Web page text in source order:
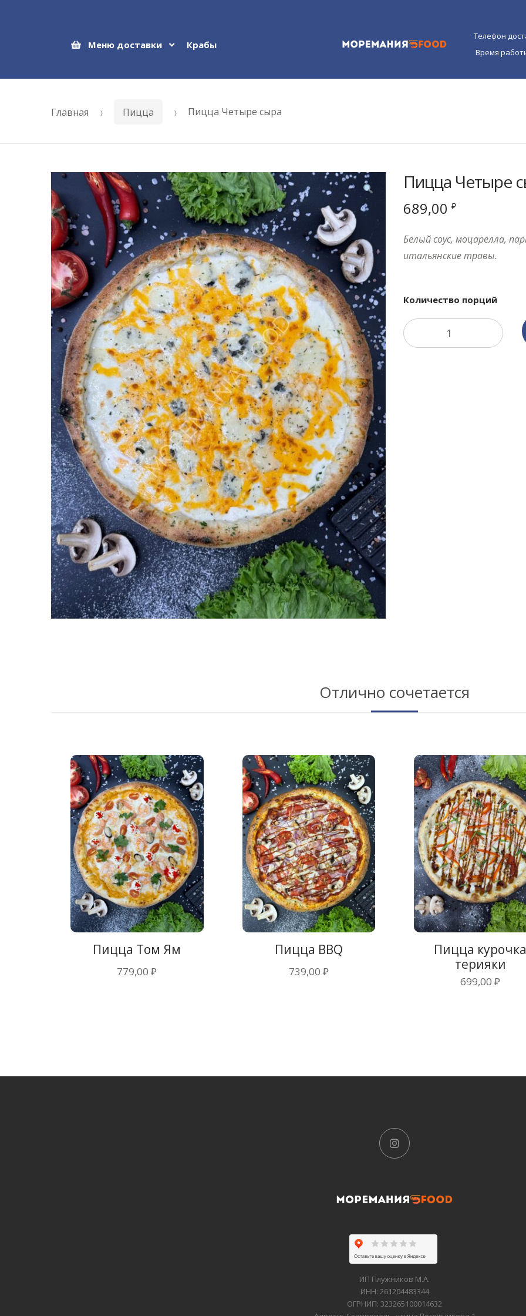
Меню доставки Крабы
Телефон
Время
Главная Пицца Пицца Четыре сыра
Пицца Четыре
689,00 ₽
Белый соус, моцарелла,
итальянские травы.
Количество порций
Отлично сочетается
Пицца Том Ям
779,00₽
Пицца BBQ
739,00 ₽
Пицца курочка
терияки
699,00₽
ИП Плужников М.А.
ИНН: 261204483344
ОГРНИП: 323265100014632